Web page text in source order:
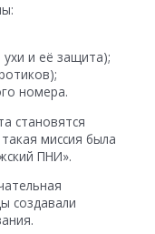
ухи и её защита);
номера.
становятся
миссия была
ПНИ».
создавали